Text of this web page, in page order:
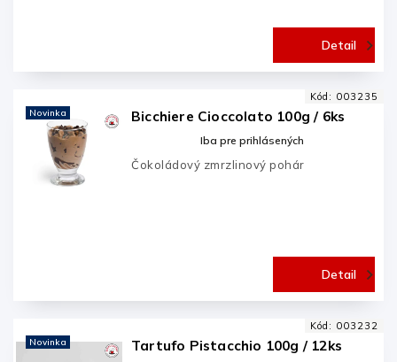
Detail
Novinka Bicchiere Cioccolato 100g / 6ks
Iba pre prihlásených
Detail
Čokoládový zmrzlinový pohár
Kód: 003235
Novinka Tartufo Pistacchio 100g / 12ks
Kód: 003232